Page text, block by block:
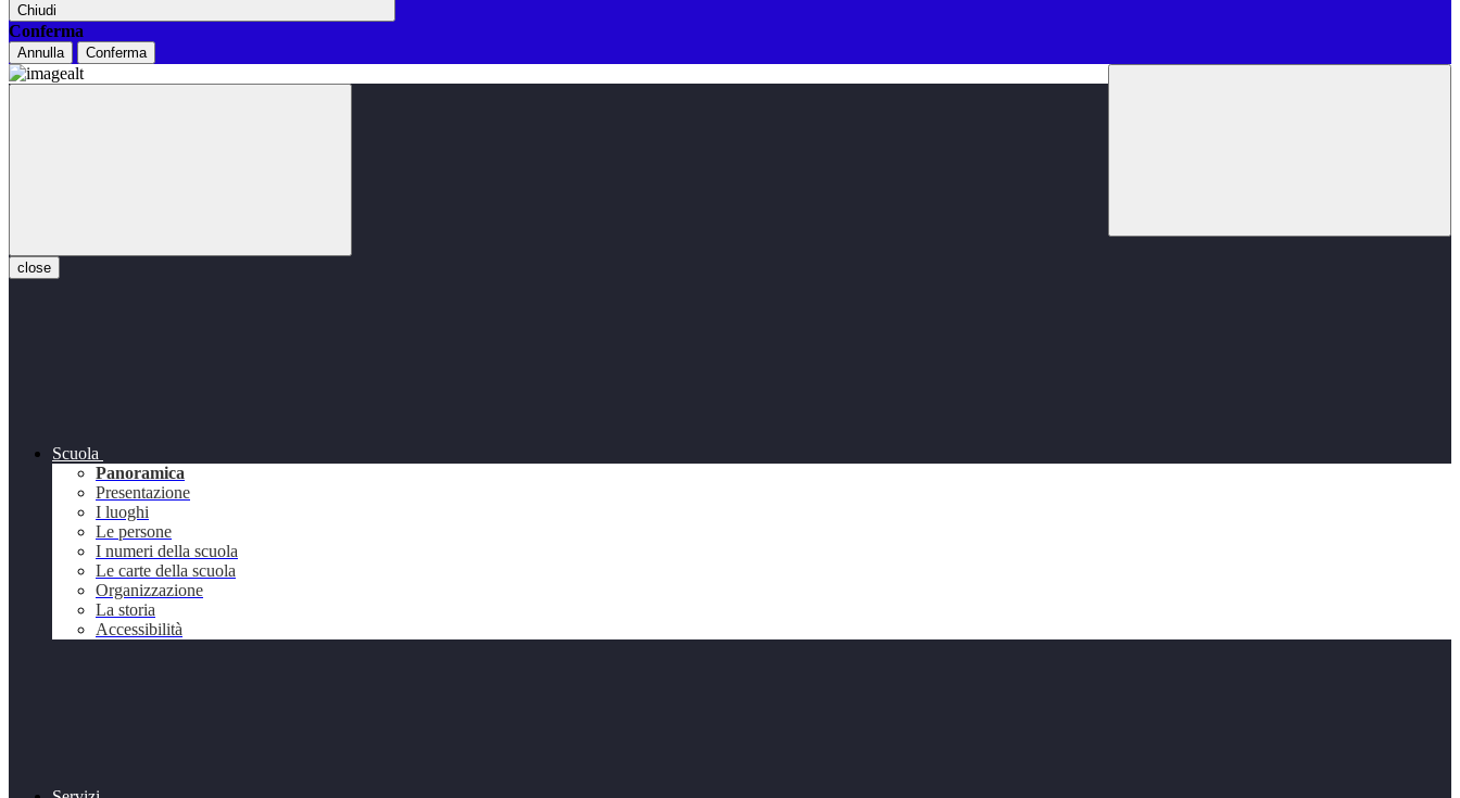
Chiudi
Conferma
Annulla Conferma
close
Scuola
Panoramica
Presentazione
I luoghi
Le persone
I numeri della scuola
Le carte della scuola
Organizzazione
La storia
Accessibilità